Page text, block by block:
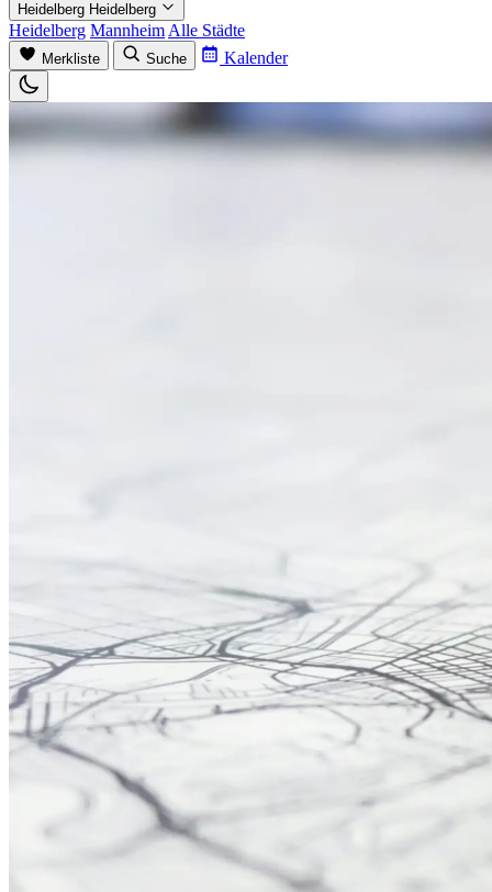
Heidelberg Heidelberg
Heidelberg Mannheim Alle Städte
Merkliste Suche Kalender